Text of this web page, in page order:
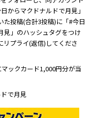
からマクドナルドで月見」
た投稿(合計3投稿)に「#今日
見」のハッシュタグをつけ
リプライ(返信)してくださ
ックカード1,000円分が当
で月見